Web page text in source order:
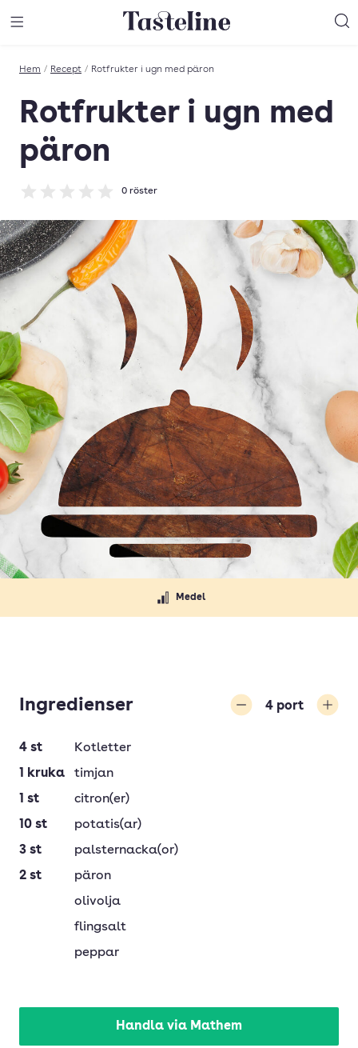
Till Tastelines startsida
Hem / Recept / Rotfrukter i ugn med päron
Rotfrukter i ugn med
päron
Betyg: 0 av 5
0 röster
Medel
Ingredienser 4 port
4 st
Kotletter
1
kruka
timjan
1 st
citron(er)
10 st
potatis(ar)
3 st
palsternacka(or)
2 st
päron
olivolja
flingsalt
peppar
Handla via Mathem